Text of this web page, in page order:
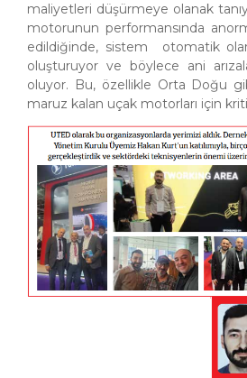
maliyetleri düşürmeye olanak
motorunun performansında
edildiğinde, sistem otomatik
oluşturuyor ve böylece ani
oluyor. Bu, özellikle Orta Doğu
maruz kalan uçak motorları için